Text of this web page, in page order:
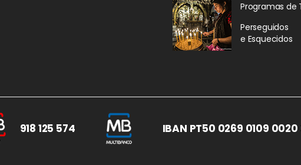
Programas de
Perseguidos
e Esquecidos
918 125 574 IBAN PT50 0269 0109 0020